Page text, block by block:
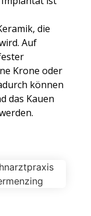
die
Auf
Krone oder
können
das Kauen